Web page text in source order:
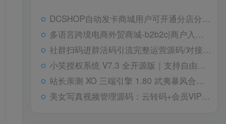
DCSHOP自动发卡商城用户可开通分店分销，支持实物发货，自带博客功能
多语言跨境电商外贸商城-b2b2c|商户入驻|随机物流|信用分|平台代发
社群扫码进群活码引流完整运营源码/对接免签约支付接口/推广正常绑定下级
小笑授权系统 V7.3 全开源版｜支持自由二次开发
站长亲测 XO 三端引擎 1.80 武夷暴风合击复古传奇手游服务端 魔神领域盘古圣地降魔天堂
美女写真视频管理源码：云转码+会员VIP系统，一键采集+代理系统全支持